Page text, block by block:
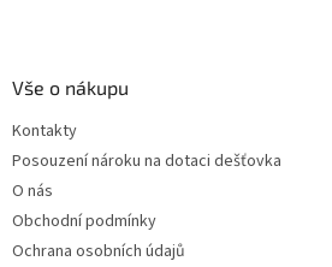
Vše o nákupu
Kontakty
Posouzení nároku na dotaci dešťovka
O nás
Obchodní podmínky
Ochrana osobních údajů